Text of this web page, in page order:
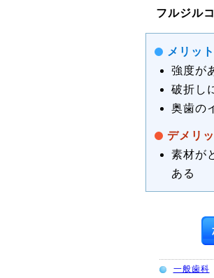
フルジル
メリット
強度が
破折し
奥歯の
デメリ
素材が
ある
一般歯科